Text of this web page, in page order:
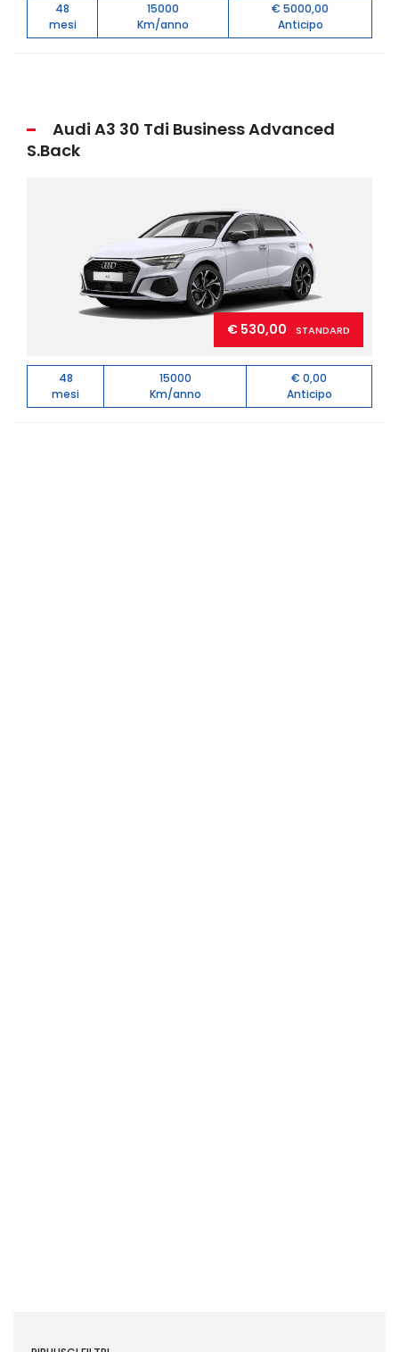
48
mesi
15000
Km/anno
€ 5000,00
Anticipo
Audi A3 30 Tdi Business Advanced
S.Back
€ 530,00 STANDARD
48
mesi
15000
Km/anno
€ 0,00
Anticipo